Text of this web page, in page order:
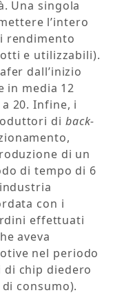
Una singola
l’intero
rendimento
e utilizzabili).
dall’inizio
in media 12
20. Infine, i
di back-
di un
di tempo di 6
con i
effettuati
aveva
nel periodo
chip diedero
consumo).